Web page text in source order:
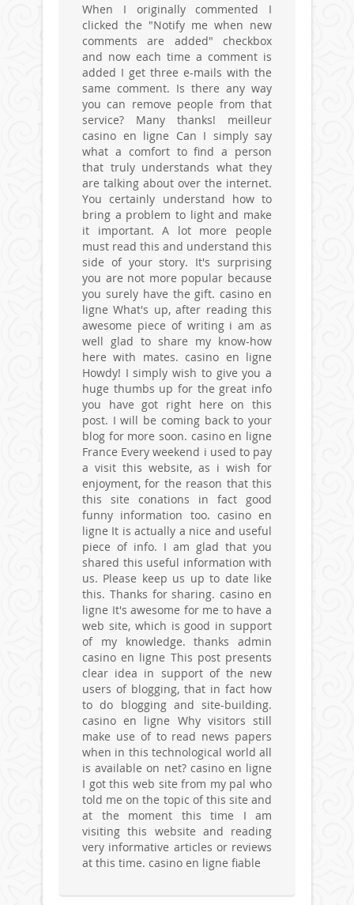
When I originally commented I
clicked the "Notify me when new
comments are added" checkbox
and now each time a comment is
added I get three e-mails with the
same comment. Is there any way
you can remove people from that
service? Many thanks! meilleur
casino en ligne Can I simply say
what a comfort to find a person
that truly understands what they
are talking about over the internet.
You certainly understand how to
bring a problem to light and make
it important. A lot more people
must read this and understand this
side of your story. It's surprising
you are not more popular because
you surely have the gift. casino en
ligne What's up, after reading this
awesome piece of writing i am as
well glad to share my know-how
here with mates. casino en ligne
Howdy! I simply wish to give you a
huge thumbs up for the great info
you have got right here on this
post. I will be coming back to your
blog for more soon. casino en ligne
France Every weekend i used to pay
a visit this website, as i wish for
enjoyment, for the reason that this
this site conations in fact good
funny information too. casino en
ligne It is actually a nice and useful
piece of info. I am glad that you
shared this useful information with
us. Please keep us up to date like
this. Thanks for sharing. casino en
ligne It's awesome for me to have a
web site, which is good in support
of my knowledge. thanks admin
casino en ligne This post presents
clear idea in support of the new
users of blogging, that in fact how
to do blogging and site-building.
casino en ligne Why visitors still
make use of to read news papers
when in this technological world all
is available on net? casino en ligne
I got this web site from my pal who
told me on the topic of this site and
at the moment this time I am
visiting this website and reading
very informative articles or reviews
at this time. casino en ligne fiable